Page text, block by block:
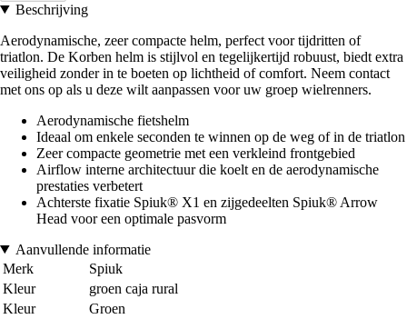
Beschrijving
Aerodynamische, zeer compacte helm, perfect voor tijdritten of
triatlon. De Korben helm is stijlvol en tegelijkertijd robuust, biedt extra
veiligheid zonder in te boeten op lichtheid of comfort. Neem contact
met ons op als u deze wilt aanpassen voor uw groep wielrenners.
Aerodynamische fietshelm
Ideaal om enkele seconden te winnen op de weg of in de triatlon
Zeer compacte geometrie met een verkleind frontgebied
Airflow interne architectuur die koelt en de aerodynamische
prestaties verbetert
Achterste fixatie Spiuk® X1 en zijgedeelten Spiuk® Arrow
Head voor een optimale pasvorm
Aanvullende informatie
Merk
Spiuk
Kleur
groen caja rural
Kleur
Groen